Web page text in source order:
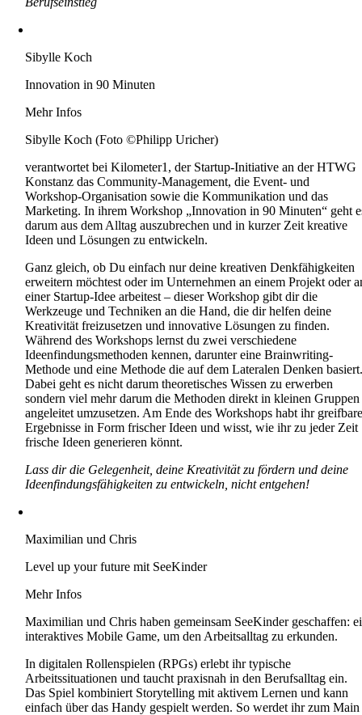
Sibylle Koch
Innovation in 90 Minuten
Mehr Infos
Sibylle Koch (Foto ©Philipp Uricher)
verantwortet bei Kilometer1, der Startup-Initiative an der HTWG
Konstanz das Community-Management, die Event- und
Workshop-Organisation sowie die Kommunikation und das
Marketing. In ihrem Workshop „Innovation in 90 Minuten“ geht
darum aus dem Alltag auszubrechen und in kurzer Zeit kreative
Ideen und Lösungen zu entwickeln.
Ganz gleich, ob Du einfach nur deine kreativen Denkfähigkeiten
erweitern möchtest oder im Unternehmen an einem Projekt oder
einer Startup-Idee arbeitest – dieser Workshop gibt dir die
Werkzeuge und Techniken an die Hand, die dir helfen deine
Kreativität freizusetzen und innovative Lösungen zu finden.
Während des Workshops lernst du zwei verschiedene
Ideenfindungsmethoden kennen, darunter eine Brainwriting-
Methode und eine Methode die auf dem Lateralen Denken
Dabei geht es nicht darum theoretisches Wissen zu erwerben
sondern viel mehr darum die Methoden direkt in kleinen Gruppen
angeleitet umzusetzen. Am Ende des Workshops habt ihr
Ergebnisse in Form frischer Ideen und wisst, wie ihr zu jeder Zeit
frische Ideen generieren könnt.
Lass dir die Gelegenheit, deine Kreativität zu fördern und deine
Ideenfindungsfähigkeiten zu entwickeln, nicht entgehen!
Maximilian und Chris
Level up your future mit SeeKinder
Mehr Infos
Maximilian und Chris haben gemeinsam SeeKinder geschaffen:
interaktives Mobile Game, um den Arbeitsalltag zu erkunden.
In digitalen Rollenspielen (RPGs) erlebt ihr typische
Arbeitssituationen und taucht praxisnah in den Berufsalltag ein.
Das Spiel kombiniert Storytelling mit aktivem Lernen und kann
einfach über das Handy gespielt werden. So werdet ihr zum Main